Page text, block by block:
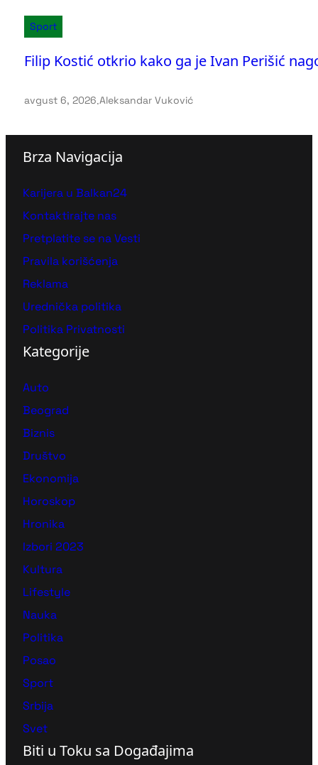
Sport
Filip Kostić otkrio kako ga je Ivan Perišić
avgust 6, 2026.Aleksandar Vuković
Brza Navigacija
Karijera u Balkan24
Kontaktirajte nas
Pretplatite se na Vesti
Pravila korišćenja
Reklama
Urednička politika
Politika Privatnosti
Kategorije
Auto
Beograd
Biznis
Društvo
Ekonomija
Horoskop
Hronika
Izbori 2023
Kultura
Lifestyle
Nauka
Politika
Posao
Sport
Srbija
Svet
Biti u Toku sa Događajima